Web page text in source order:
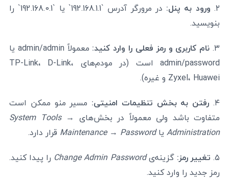
۲. ورود به پنل:
در مرورگر آدرس `192.168.1.1` یا `192.168.0.1` را
بنویسید.
۳. نام کاربری و رمز فعلی را وارد کنید:
معمولاً admin/admin یا
admin/password است (در مودم‌های TP-Link، D-Link،
Zyxel، Huawei و غیره).
۴. رفتن به بخش تنظیمات امنیتی: مسیر منو ممکن است
متفاوت باشد ولی معمولاً در بخش‌های System Tools →
Administration یاMaintenance → Password قرار دارد.
۵. تغییر رمز: گزینه‌یChange Admin Password را پیدا کنید.
رمز جدید را وارد کنید.